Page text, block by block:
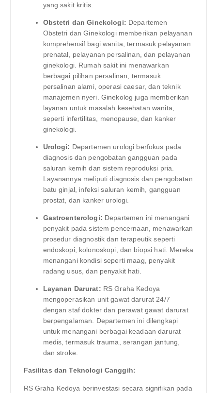
yang sakit kritis.
Obstetri dan Ginekologi: Departemen
Obstetri dan Ginekologi memberikan pelayanan
komprehensif bagi wanita, termasuk pelayanan
prenatal, pelayanan persalinan, dan pelayanan
ginekologi. Rumah sakit ini menawarkan
berbagai pilihan persalinan, termasuk
persalinan alami, operasi caesar, dan teknik
manajemen nyeri. Ginekolog juga memberikan
layanan untuk masalah kesehatan wanita,
seperti infertilitas, menopause, dan kanker
ginekologi.
Urologi: Departemen urologi berfokus pada
diagnosis dan pengobatan gangguan pada
saluran kemih dan sistem reproduksi pria.
Layanannya meliputi diagnosis dan pengobatan
batu ginjal, infeksi saluran kemih, gangguan
prostat, dan kanker urologi.
Gastroenterologi: Departemen ini menangani
penyakit pada sistem pencernaan, menawarkan
prosedur diagnostik dan terapeutik seperti
endoskopi, kolonoskopi, dan biopsi hati. Mereka
menangani kondisi seperti maag, penyakit
radang usus, dan penyakit hati.
Layanan Darurat: RS Graha Kedoya
mengoperasikan unit gawat darurat 24/7
dengan staf dokter dan perawat gawat darurat
berpengalaman. Departemen ini dilengkapi
untuk menangani berbagai keadaan darurat
medis, termasuk trauma, serangan jantung,
dan stroke.
Fasilitas dan Teknologi Canggih:
RS Graha Kedoya berinvestasi secara signifikan pada